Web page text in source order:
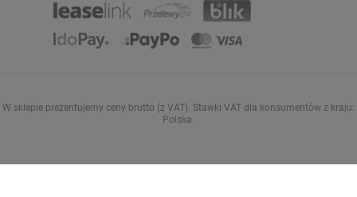
W sklepie prezentujemy ceny brutto (z VAT). Stawki VAT dla konsumentów z kraju:
Polska.